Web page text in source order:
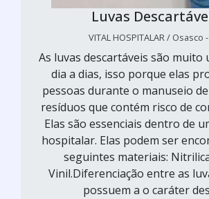
Luvas
VITAL HOSPITALAR / Osasco
As luvas descartáveis são muito
dia a dias, isso porque elas
pessoas durante o manuseio
resíduos que contém risco de
Elas são essenciais dentro de
hospitalar. Elas podem ser
seguintes materiais:
Vinil.Diferenciação entre as
possuem a o caráter